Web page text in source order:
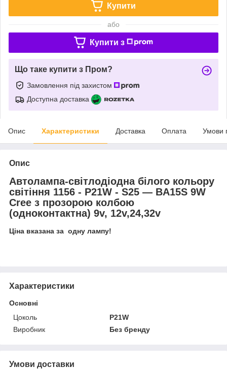
Купити
або
Купити з
Що таке купити з Пром?
Замовлення під захистом
Доступна доставка
Опис Характеристики Доставка Оплата Умови
Опис
Автолампа-світлодіодна білого кольору
світіння 1156 - Р21W - S25 — BA15S 9W
Cree з прозорою колбою
(одноконтактна) 9v, 12v,24,32v
Ціна вказана за одну лампу!
Характеристики
Основні
Цоколь
P21W
Виробник
Без бренду
Умови доставки